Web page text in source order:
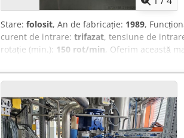
Stare: folosit, An de fabricație: 1989,
curent de intrare: trifazat, tensiune de
rotație (min.): 150 rot/min, Oferim această
amestecare și mixare, an de fabricație
mecanism de control al turației (inverter)
UMC 12-F Număr mașină: 714-27-101 Tip
380 V Frecvență: 50 Hz Putere motor: 1,8
44 Curent nominal: 4,8 A An fabricație: 1989
suplimentare, vă rugăm să ne trimiteți un